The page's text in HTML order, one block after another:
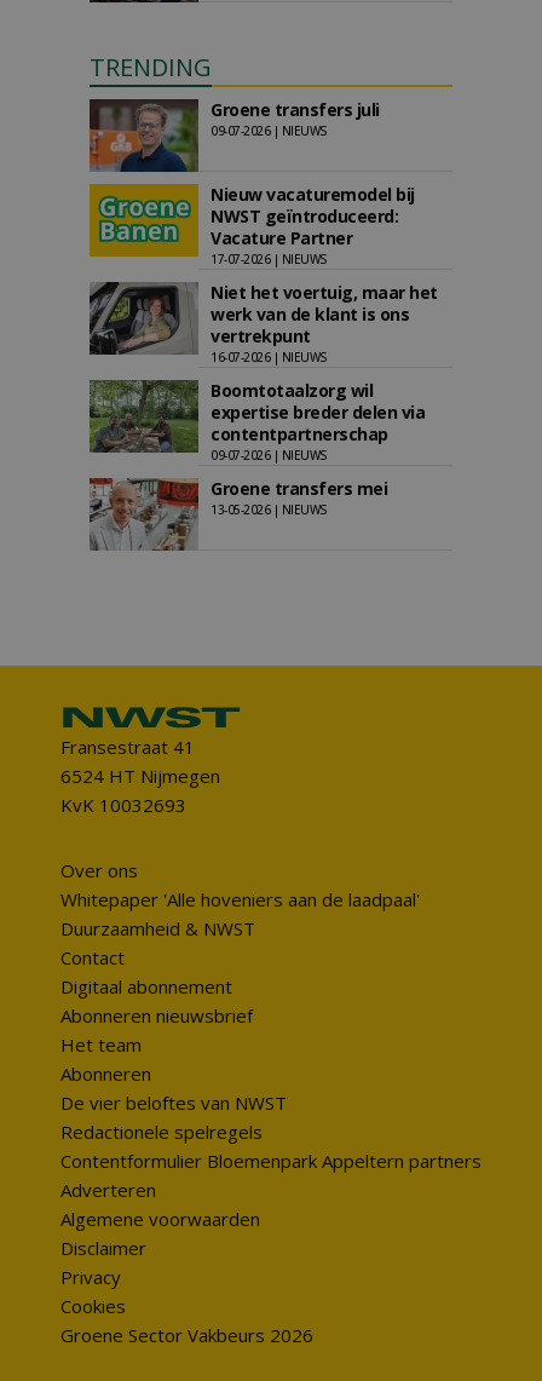
TRENDING
Groene transfers juli
09-07-2026 | NIEUWS
Nieuw vacaturemodel bij
NWST geïntroduceerd:
Vacature Partner
17-07-2026 | NIEUWS
Niet het voertuig, maar het
werk van de klant is ons
vertrekpunt
16-07-2026 | NIEUWS
Boomtotaalzorg wil
expertise breder delen via
contentpartnerschap
09-07-2026 | NIEUWS
Groene transfers mei
13-05-2026 | NIEUWS
Fransestraat 41
6524 HT Nijmegen
KvK 10032693
Over ons
Whitepaper 'Alle hoveniers aan de laadpaal'
Duurzaamheid & NWST
Contact
Digitaal abonnement
Abonneren nieuwsbrief
Het team
Abonneren
De vier beloftes van NWST
Redactionele spelregels
Contentformulier Bloemenpark Appeltern partners
Adverteren
Algemene voorwaarden
Disclaimer
Privacy
Cookies
Groene Sector Vakbeurs 2026